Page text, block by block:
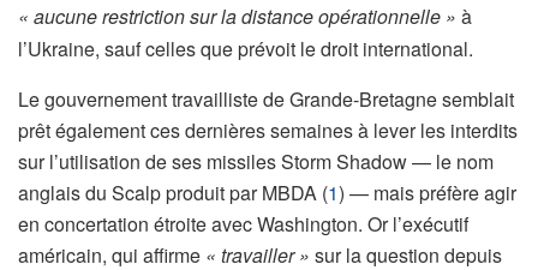
« aucune restriction sur la distance opérationnelle » à
l’Ukraine, sauf celles que prévoit le droit international.
Le gouvernement travailliste de Grande-Bretagne semblait
prêt également ces dernières semaines à lever les interdits
sur l’utilisation de ses missiles Storm Shadow — le nom
anglais du Scalp produit par MBDA (1) — mais préfère agir
en concertation étroite avec Washington. Or l’exécutif
américain, qui affirme « travailler » sur la question depuis